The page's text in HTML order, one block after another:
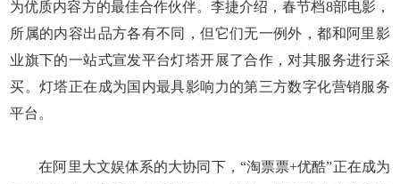
为优质内容方的最佳合作伙伴。李捷介绍，春节档8部电影，
所属的内容出品方各有不同，但它们无一例外，都和阿里影
业旗下的一站式宣发平台灯塔开展了合作，对其服务进行采
买。灯塔正在成为国内最具影响力的第三方数字化营销服务
平台。
在阿里大文娱体系的大协同下，“淘票票+优酷”正在成为